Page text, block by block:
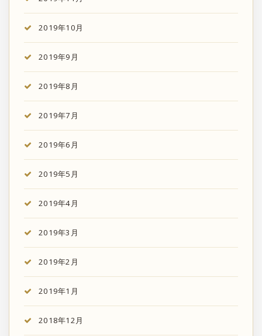
2019年10月
2019年9月
2019年8月
2019年7月
2019年6月
2019年5月
2019年4月
2019年3月
2019年2月
2019年1月
2018年12月